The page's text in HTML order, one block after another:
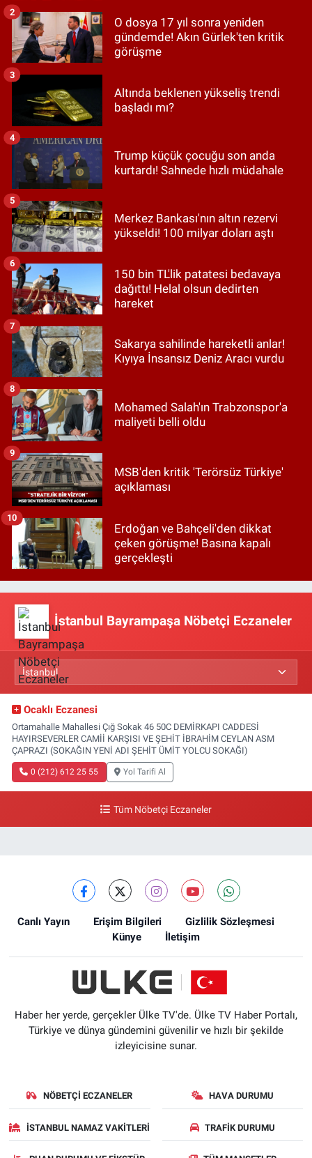
O dosya 17 yıl sonra yeniden
gündemde! Akın Gürlek'ten kritik
görüşme
2
Altında beklenen yükseliş trendi
başladı mı?
3
Trump küçük çocuğu son anda
kurtardı! Sahnede hızlı müdahale
4
Merkez Bankası'nın altın rezervi
yükseldi! 100 milyar doları aştı
5
150 bin TL'lik patatesi bedavaya
dağıttı! Helal olsun dedirten
hareket
6
Sakarya sahilinde hareketli anlar!
Kıyıya İnsansız Deniz Aracı vurdu
7
Mohamed Salah'ın Trabzonspor'a
maliyeti belli oldu
8
MSB'den kritik 'Terörsüz Türkiye'
açıklaması
9
Erdoğan ve Bahçeli'den dikkat
çeken görüşme! Basına kapalı
gerçekleşti
10
İstanbul Bayrampaşa Nöbetçi Eczaneler
Ocaklı Eczanesi
Ortamahalle Mahallesi Çığ Sokak 46 50C DEMİRKAPI CADDESİ
HAYIRSEVERLER CAMİİ KARŞISI VE ŞEHİT İBRAHİM CEYLAN ASM
ÇAPRAZI (SOKAĞIN YENİ ADI ŞEHİT ÜMİT YOLCU SOKAĞI)
0 (212) 612 25 55 Yol Tarifi Al
Tüm Nöbetçi Eczaneler
Canlı Yayın Erişim Bilgileri
Gizlilik Sözleşmesi
Künye
İletişim
Haber her yerde, gerçekler Ülke TV'de. Ülke TV Haber Portalı,
Türkiye ve dünya gündemini güvenilir ve hızlı bir şekilde
izleyicisine sunar.
NÖBETÇI ECZANELER HAVA DURUMU
İSTANBUL NAMAZ VAKITLERI TRAFIK DURUMU